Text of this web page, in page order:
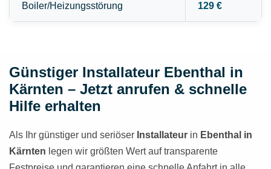
Boiler/Heizungsstörung 129 €
Günstiger Installateur Ebenthal in
Kärnten – Jetzt anrufen & schnelle
Hilfe erhalten
Als Ihr günstiger und seriöser Installateur in Ebenthal in
Kärnten legen wir größten Wert auf transparente